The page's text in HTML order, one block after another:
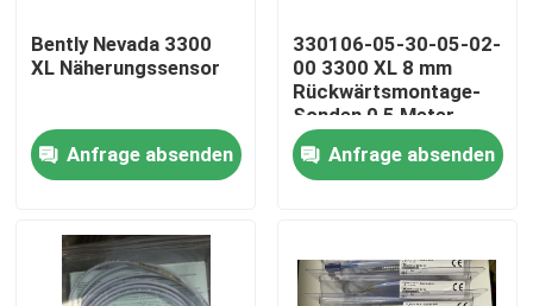
Zu Hause
Über uns
Bently Nevada 3300
XL Näherungssensor
Anfrage absenden
330106-05-30-05-02-
00 3300 XL 8 mm
Rückwärtsmontage-
Sonden 0,5 Meter
Anfrage absenden